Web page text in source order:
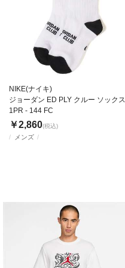
メンズ
NIKE(ナイキ)
ジョーダン ED PLY クルー ソックス
1PR - 144 FC
￥2,860(税込)